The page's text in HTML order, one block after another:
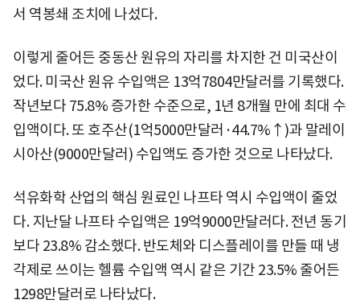
서 역봉쇄 조치에 나섰다.
이렇게 줄어든 중동산 원유의 자리를 차지한 건 미국산이
었다. 미국산 원유 수입액은 13억7804만달러를 기록했다.
작년보다 75.8% 증가한 수준으로, 1년 8개월 만에 최대 수
입액이다. 또 호주산(1억5000만달러·44.7%↑)과 말레이
시아산(9000만달러) 수입액도 증가한 것으로 나타났다.
석유화학 산업의 핵심 원료인 나프타 역시 수입액이 줄었
다. 지난달 나프타 수입액은 19억9000만달러다. 전년 동기
보다 23.8% 감소했다. 반도체와 디스플레이를 만들 때 냉
각제로 쓰이는 헬륨 수입액 역시 같은 기간 23.5% 줄어든
1298만달러로 나타났다.